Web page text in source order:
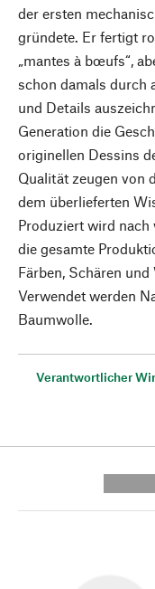
der ersten
gründete. Er fertigt
„mantes à bœufs“,
schon damals durch
und Details
Generation die
originellen Dessins
Qualität zeugen von
dem überlieferten
Produziert wird nach
die gesamte
Färben, Schären
Verwendet werden
Baumwolle.
Verantwortlicher